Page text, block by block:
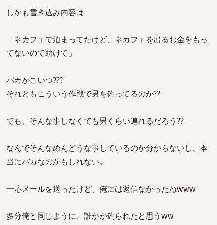
しかも書き込み内容は
「ネカフェで泊まってたけど、ネカフェを出るお金をもっ
てないので助けて」
バカかこいつ???
それともこういう作戦で男を釣ってるのか??
でも、そんな事しなくても男くらい連れるだろう??
なんでそんなめんどうな事しているのか分からないし、本
当にバカなのかもしれない。
一応メールを送ったけど、俺には返信なかったねwww
多分俺と同じように、誰かが釣られたと思うww